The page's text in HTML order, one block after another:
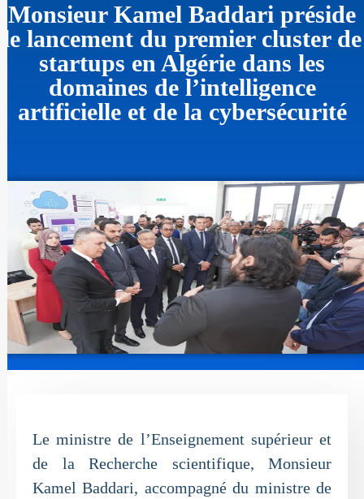
Monsieur Kamel Baddari préside
le lancement du premier cluster de
startups en Algérie dans les
domaines de l’intelligence
artificielle et de la cybersécurité
Le ministre de l’Enseignement supérieur et
de la Recherche scientifique, Monsieur
Kamel Baddari, accompagné du ministre de